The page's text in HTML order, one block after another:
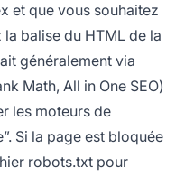
et que vous souhaitez
balise du HTML de la
généralement via
Math, All in One SEO)
les moteurs de
Si la page est bloquée
robots.txt pour